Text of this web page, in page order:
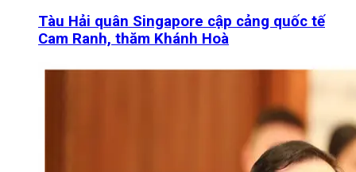
Tàu Hải quân Singapore cập cảng quốc tế
Cam Ranh, thăm Khánh Hoà